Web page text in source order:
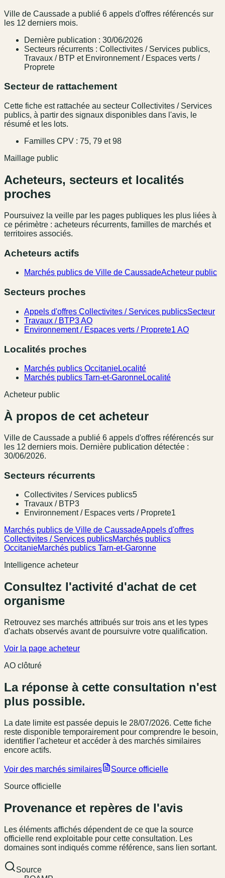
Ville de Caussade a publié 6 appels d'offres référencés sur
les 12 derniers mois.
Dernière publication : 30/06/2026
Secteurs récurrents : Collectivites / Services publics,
Travaux / BTP et Environnement / Espaces verts /
Proprete
Secteur de rattachement
Cette fiche est rattachée au secteur Collectivites / Services
publics, à partir des signaux disponibles dans l'avis, le
résumé et les lots.
Familles CPV : 75, 79 et 98
Maillage public
Acheteurs, secteurs et localités
proches
Poursuivez la veille par les pages publiques les plus liées à
ce périmètre : acheteurs récurrents, familles de marchés et
territoires associés.
Acheteurs actifs
Marchés publics de Ville de CaussadeAcheteur public
Secteurs proches
Appels d'offres Collectivites / Services publicsSecteur
Travaux / BTP3 AO
Environnement / Espaces verts / Proprete1 AO
Localités proches
Marchés publics OccitanieLocalité
Marchés publics Tarn-et-GaronneLocalité
Acheteur public
À propos de cet acheteur
Ville de Caussade a publié 6 appel s d'offres référencés sur
les 12 derniers mois. Dernière publication détectée :
30/06/2026.
Secteurs récurrents
Collectivites / Services publics5
Travaux / BTP3
Environnement / Espaces verts / Proprete1
Marchés publics de Ville de CaussadeAppels d'offres
Collectivites / Services publicsMarchés publics
OccitanieMarchés publics Tarn-et-Garonne
Intelligence acheteur
Consultez l'activité d'achat de cet
organisme
Retrouvez ses marchés attribués sur trois ans et les types
d'achats observés avant de poursuivre votre qualification.
Voir la page acheteur
AO clôturé
La réponse à cette consultation n'est
plus possible.
La date limite est passée depuis le 28/07/2026. Cette fiche
reste disponible temporairement pour comprendre le besoin,
identifier l'acheteur et accéder à des marchés similaires
encore actifs.
Voir des marchés similaires
Source officielle
Source officielle
Provenance et repères de l'avis
Les éléments affichés dépendent de ce que la source
officielle rend exploitable pour cette consultation. Les
domaines sont indiqués comme référence, sans lien sortant.
Source